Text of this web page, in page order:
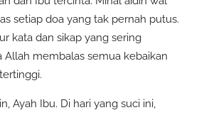
setiap doa yang tak pernah putus.
kata dan sikap yang sering
Allah membalas semua kebaikan
Ayah Ibu. Di hari yang suci ini,